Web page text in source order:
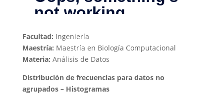
Facultad: Ingeniería
Maestría: Maestría en Biología Computacional
Materia: Análisis de Datos
Distribución de frecuencias para datos no
agrupados – Histogramas